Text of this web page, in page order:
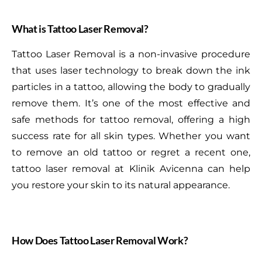
What is Tattoo Laser Removal?
Tattoo Laser Removal is a non-invasive procedure
that uses laser technology to break down the ink
particles in a tattoo, allowing the body to gradually
remove them. It’s one of the most effective and
safe methods for tattoo removal, offering a high
success rate for all skin types. Whether you want
to remove an old tattoo or regret a recent one,
tattoo laser removal at Klinik Avicenna can help
you restore your skin to its natural appearance.
How Does Tattoo Laser Removal Work?